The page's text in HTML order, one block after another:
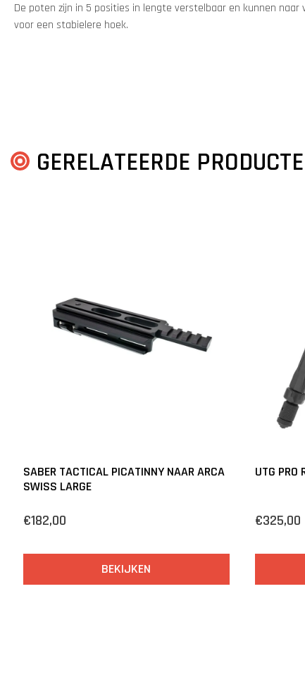
De poten zijn in 5 posities in lengte verstelbaar en kunnen
voor een stabielere hoek.
GERELATEERDE
SABER TACTICAL PICATINNY NAAR ARCA
SWISS LARGE
€182,00
BEKIJKEN
UTG PRO
€325,00